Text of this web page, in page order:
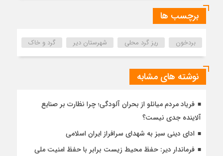
برچسب ها
بردخون ریز گرد محلی شهرستان دیر گرد و خاک
نوشته های مشابه
فریاد مردم میانلو از بحران آلودگی؛ چرا نظارت بر صنایع
آلاینده جدی نیست؟
ادای دینی سبز به شهدای سرافراز ایران اسلامی
فرماندار دیر: حفظ محیط زیست برابر با حفظ امنیت ملی